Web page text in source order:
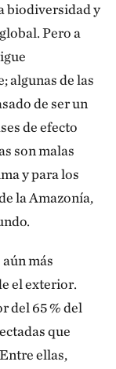
biodiversidad y
Pero a
algunas de las
de ser un
de efecto
son malas
y para los
la Amazonía,
más
el exterior.
del 65 % del
que
ellas,